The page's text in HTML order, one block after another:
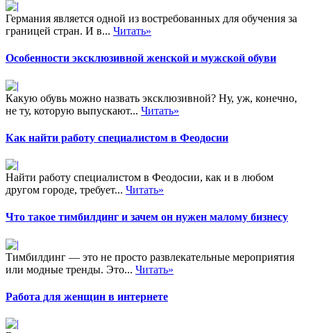
Германия является одной из востребованных для обучения за
границей стран. И в... Читать»
Особенности эксклюзивной женской и мужской обуви
Какую обувь можно назвать эксклюзивной? Ну, уж, конечно,
не ту, которую выпускают... Читать»
Как найти работу специалистом в Феодосии
Найти работу специалистом в Феодосии, как и в любом
другом городе, требует... Читать»
Что такое тимбилдинг и зачем он нужен малому бизнесу
Тимбилдинг — это не просто развлекательные мероприятия
или модные тренды. Это... Читать»
Работа для женщин в интернете